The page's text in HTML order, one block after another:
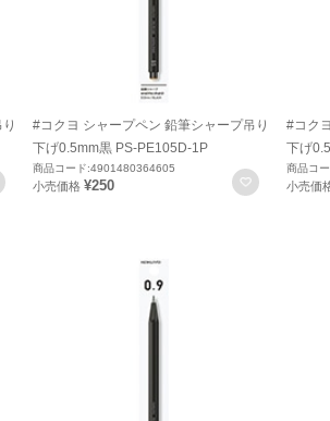
お気に入りに登録
#コクヨ シャープペン 鉛筆シャープ吊り
下げ0.5mm黒 PS-PE105D-1P
商品コード:4901480364605
小売価格 ¥250 お気に入
#コク
下げ
商品コ
小売価